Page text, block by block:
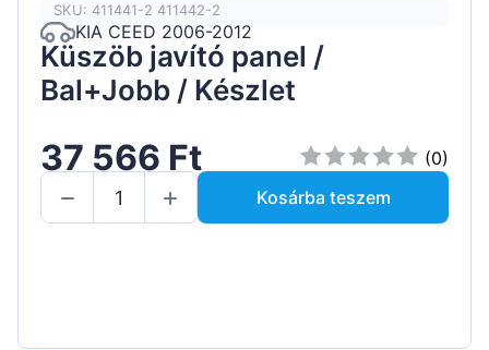
SKU: 411441-2 411442-2
KIA CEED 2006-2012
Küszöb javító panel /
Bal+Jobb / Készlet
37 566 Ft
(0)
Kosárba teszem